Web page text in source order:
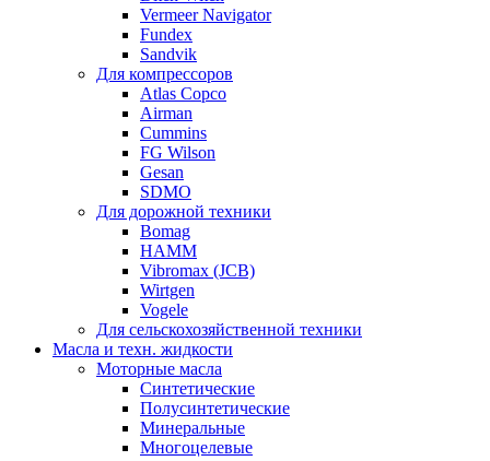
Vermeer Navigator
Fundex
Sandvik
Для компрессоров
Atlas Copco
Airman
Cummins
FG Wilson
Gesan
SDMO
Для дорожной техники
Bomag
HAMM
Vibromax (JCB)
Wirtgen
Vogele
Для сельскохозяйственной техники
Масла и техн. жидкости
Моторные масла
Синтетические
Полусинтетические
Минеральные
Многоцелевые